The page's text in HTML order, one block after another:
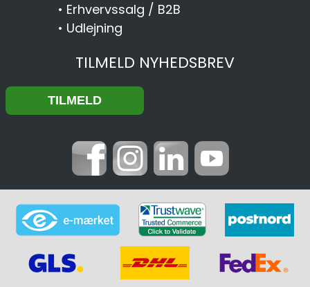
• Erhvervssalg / B2B
• Udlejning
TILMELD NYHEDSBREV